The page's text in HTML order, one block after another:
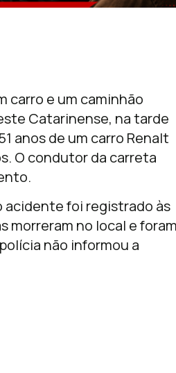
carro e um caminhão
Catarinense, na tarde
anos de um carro Renalt
O condutor da carreta
acidente foi registrado às
morreram no local e foram
não informou a